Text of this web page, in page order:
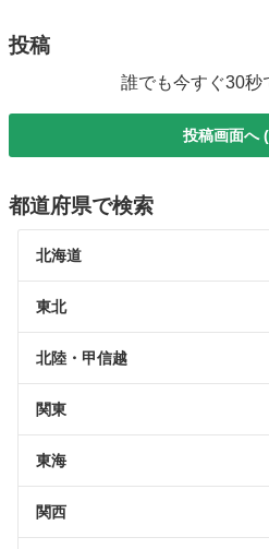
投稿
誰でも今すぐ30秒
投稿画面へ
都道府県で検索
北海道
東北
北陸・甲信越
関東
東海
関西